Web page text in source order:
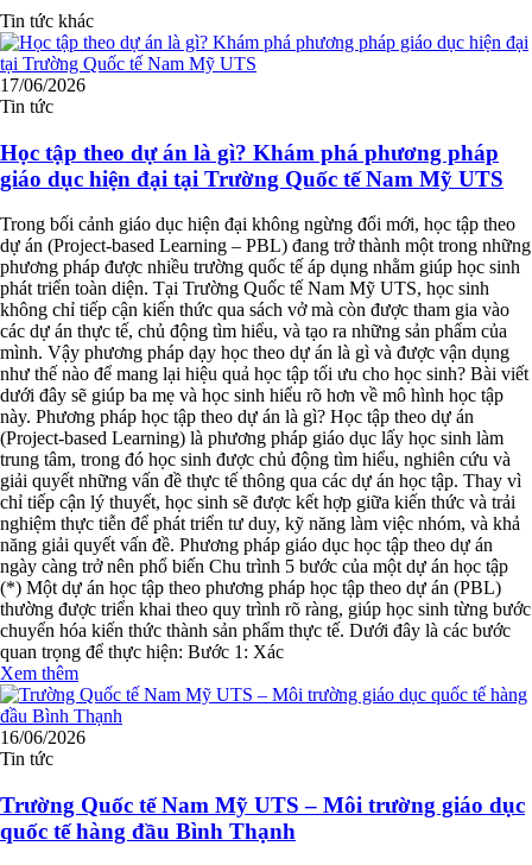
Tin tức khác
17/06/2026
Tin tức
Học tập theo dự án là gì? Khám phá phương pháp
giáo dục hiện đại tại Trường Quốc tế Nam Mỹ UTS
Trong bối cảnh giáo dục hiện đại không ngừng đổi mới, học tập theo
dự án (Project-based Learning – PBL) đang trở thành một trong những
phương pháp được nhiều trường quốc tế áp dụng nhằm giúp học sinh
phát triển toàn diện. Tại Trường Quốc tế Nam Mỹ UTS, học sinh
không chỉ tiếp cận kiến thức qua sách vở mà còn được tham gia vào
các dự án thực tế, chủ động tìm hiểu, và tạo ra những sản phẩm của
mình. Vậy phương pháp dạy học theo dự án là gì và được vận dụng
như thế nào để mang lại hiệu quả học tập tối ưu cho học sinh? Bài viết
dưới đây sẽ giúp ba mẹ và học sinh hiểu rõ hơn về mô hình học tập
này. Phương pháp học tập theo dự án là gì? Học tập theo dự án
(Project-based Learning) là phương pháp giáo dục lấy học sinh làm
trung tâm, trong đó học sinh được chủ động tìm hiểu, nghiên cứu và
giải quyết những vấn đề thực tế thông qua các dự án học tập. Thay vì
chỉ tiếp cận lý thuyết, học sinh sẽ được kết hợp giữa kiến thức và trải
nghiệm thực tiễn để phát triển tư duy, kỹ năng làm việc nhóm, và khả
năng giải quyết vấn đề. Phương pháp giáo dục học tập theo dự án
ngày càng trở nên phổ biến Chu trình 5 bước của một dự án học tập
(*) Một dự án học tập theo phương pháp học tập theo dự án (PBL)
thường được triển khai theo quy trình rõ ràng, giúp học sinh từng bước
chuyển hóa kiến thức thành sản phẩm thực tế. Dưới đây là các bước
quan trọng để thực hiện: Bước 1: Xác
Xem thêm
16/06/2026
Tin tức
Trường Quốc tế Nam Mỹ UTS – Môi trường giáo dục
quốc tế hàng đầu Bình Thạnh